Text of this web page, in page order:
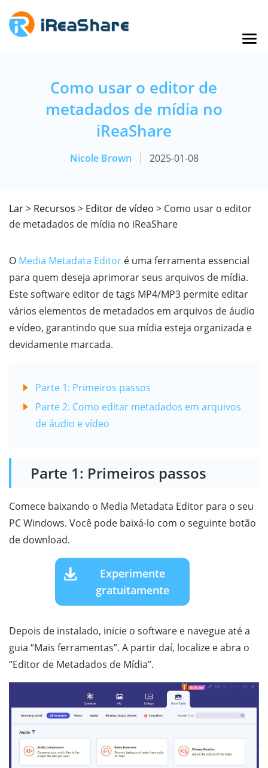
Como usar o editor de
metadados de mídia no
iReaShare
Nicole Brown 2025-01-08
Lar> Recursos > Editor de vídeo > Como usar o editor
de metadados de mídia no iReaShare
O Media Metadata Editor é uma ferramenta essencial
para quem deseja aprimorar seus arquivos de mídia.
Este software editor de tags MP4/MP3 permite editar
vários elementos de metadados em arquivos de áudio
e vídeo, garantindo que sua mídia esteja organizada e
devidamente marcada.
Parte 1: Primeiros passos
Parte 2: Como editar metadados em arquivos
de áudio e vídeo
Parte 1: Primeiros passos
Comece baixando o Media Metadata Editor para o seu
PC Windows. Você pode baixá-lo com o seguinte botão
de download.
Experimente
gratuitamente
Depois de instalado, inicie o software e navegue até a
guia “Mais ferramentas”. A partir daí, localize e abra o
“Editor de Metadados de Mídia”.